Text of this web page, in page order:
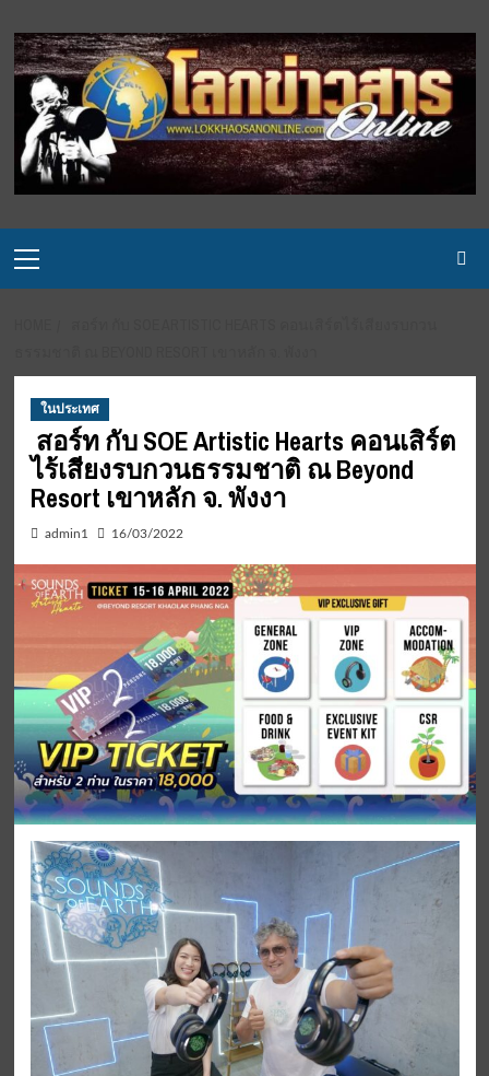
to
content
Menu
ในประเทศ
สอร์ท กับ SOE Artistic Hearts คอนเสิร์ต
ไร้เสียงรบกวนธรรมชาติ ณ Beyond
Resort เขาหลัก จ. พังงา
admin1 16/03/2022